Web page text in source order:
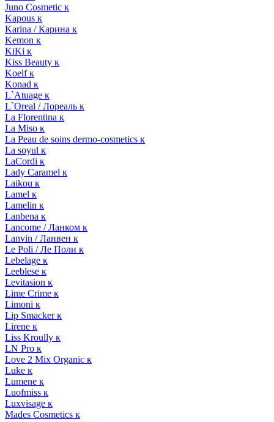
Juno Cosmetic к
Kapous к
Karina / Карина к
Kemon к
KiKi к
Kiss Beauty к
Koelf к
Konad к
L`Atuage к
L`Oreal / Лореаль к
La Florentina к
La Miso к
La Peau de soins dermo-cosmetics к
La soyul к
LaCordi к
Lady Caramel к
Laikou к
Lamel к
Lamelin к
Lanbena к
Lancome / Ланком к
Lanvin / Ланвен к
Le Poli / Ле Поли к
Lebelage к
Leeblese к
Levitasion к
Lime Crime к
Limoni к
Lip Smacker к
Lirene к
Liss Kroully к
LN Pro к
Love 2 Mix Organic к
Luke к
Lumene к
Luofmiss к
Luxvisage к
Mades Cosmetics к